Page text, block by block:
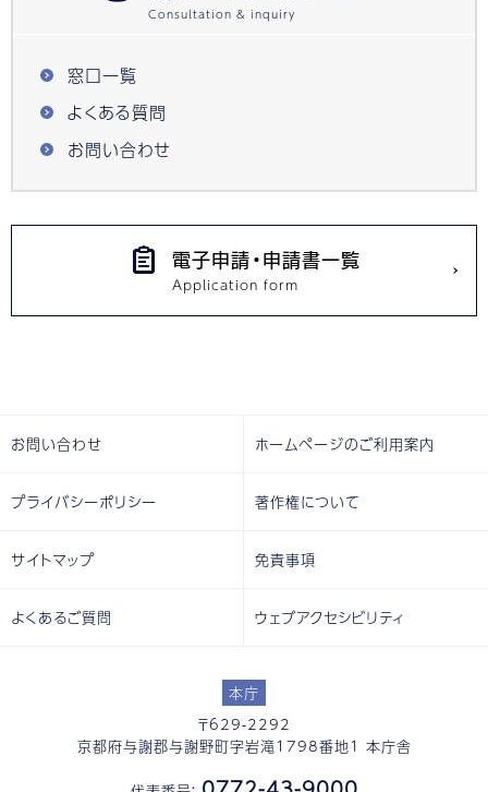
窓口一覧
よくある質問
お問い合わせ
電子申請・申請書一覧
本庁
〒629-2292
京都府与謝郡与謝野町字岩滝1798番地1 本庁舎
お問い合わせ ホームページのご利用案内
プライバシーポリシー 著作権について
サイトマップ 免責事項
よくあるご質問 ウェブアクセシビリティ